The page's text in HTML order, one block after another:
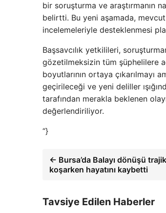
bir soruşturma ve araştırmanın
belirtti. Bu yeni aşamada,
incelemeleriyle desteklenmesi
Başsavcılık yetkilileri,
gözetilmeksizin tüm şüphelilere
boyutlarının ortaya çıkarılmayı
geçirileceği ve yeni deliller
tarafından merakla beklenen
değerlendiriliyor.
“}
← Bursa’da Balayı dönüşü
koşarken hayatını kaybetti
Tavsiye Edilen Haberler